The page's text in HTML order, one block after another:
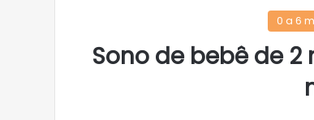
0 a 6
Sono de bebê de